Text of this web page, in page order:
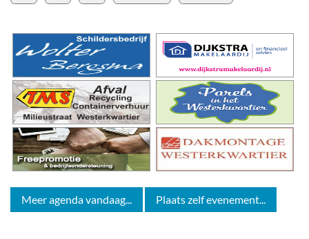
Meer agenda vandaag... Plaats zelf evenement...